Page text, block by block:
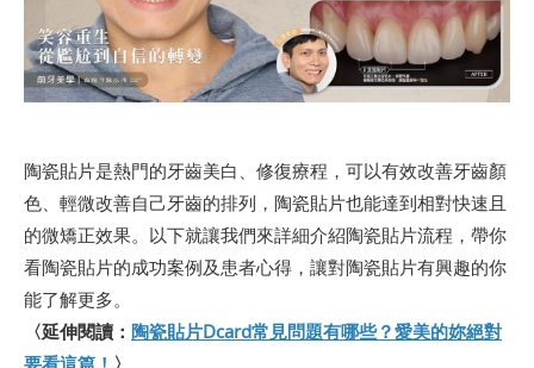
陶瓷貼片是熱門的牙齒美白、修復療程，可以有效改善牙齒顏
色、輕微改善自己牙齒的排列，陶瓷貼片也能達到相對快速且
的微矯正效果。以下就讓我們來詳細介紹陶瓷貼片流程，帶你
看陶瓷貼片的成功案例及患者心得，讓對陶瓷貼片有興趣的你
能了解更多。
〈延伸閱讀： 陶瓷貼片Dcard常見問題有哪些？愛美的妳絕對
要看這篇！ 〉